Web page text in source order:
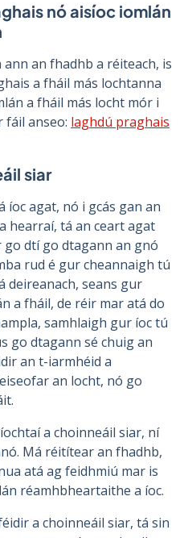
nó aisíoc iomlán
an fhadhb a réiteach, is
a fháil más lochtanna
a fháil más locht mór i
fáil anseo: laghdú praghais
siar
agat, nó i gcás gan an
hearraí, tá an ceart agat
go dtí go dtagann an gnó
rud é gur cheannaigh tú
deireanach, seans gur
a fháil, de réir mar atá do
samhlaigh gur íoc tú
go dtagann sé chuig an
an t-iarmhéid a
an locht, nó go
a choinneáil siar, ní
Má réitítear an fhadhb,
atá ag feidhmiú mar is
réamhbheartaithe a íoc.
a choinneáil siar, tá sin